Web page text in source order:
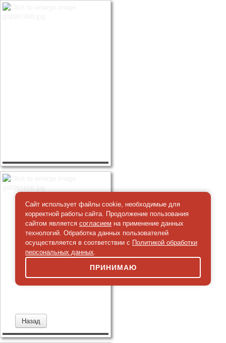
Сайт использует файлы cookie, необходимые для
корректной работы сайта. Продолжение пользования
сайтом является согласием на применение данных
технологий. Обработка данных пользователей
осуществляется в соответствии с Политикой обработки
персональных данных.
ПРИНИМАЮ